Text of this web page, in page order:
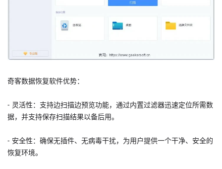
奇客数据恢复软件优势：
- 灵活性：支持边扫描边预览功能，通过内置过滤器迅速定位所需数
据，并支持保存扫描结果以备后用。
- 安全性：确保无插件、无病毒干扰，为用户提供一个干净、安全的
恢复环境。